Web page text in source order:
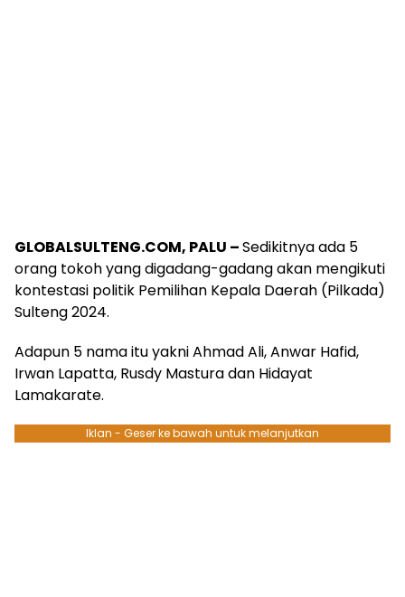
GLOBALSULTENG.COM, PALU –Sedikitnya ada 5
orang tokoh yang digadang-gadang akan mengikuti
kontestasi politik Pemilihan Kepala Daerah (Pilkada)
Sulteng 2024.
Adapun 5 nama itu yakni Ahmad Ali, Anwar Hafid,
Irwan Lapatta, Rusdy Mastura dan Hidayat
Lamakarate.
Iklan - Geser ke bawah untuk melanjutkan